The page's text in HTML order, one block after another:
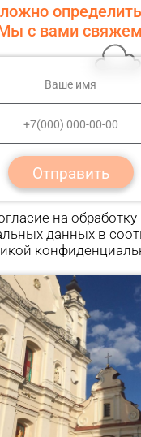
с вами
Отправить
на
данных в